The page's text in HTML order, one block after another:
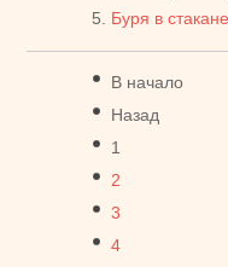
Буря в
В начало
Назад
1
2
3
4